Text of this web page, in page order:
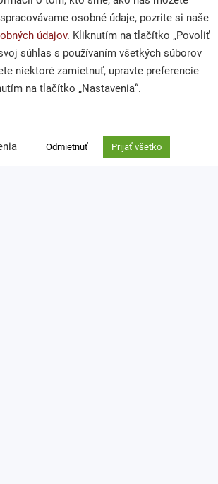
výstupy
osobné údaje, pozrite si naše
údajov. Kliknutím na tlačítko „Povoliť
súhlas s používaním všetkých súborov
niektoré zamietnuť, upravte preferencie
na tlačítko „Nastavenia“.
Odmietnuť Prijať všetko